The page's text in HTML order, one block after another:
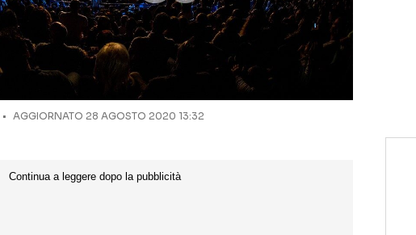
AGGIORNATO 28 AGOSTO 2020 13:32